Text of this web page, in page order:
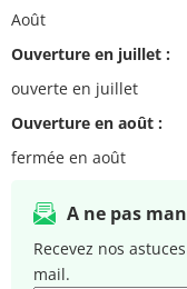
Août
Ouverture en juillet :
ouverte en juillet
Ouverture en août :
fermée en août
A ne pas
Recevez nos
mail.